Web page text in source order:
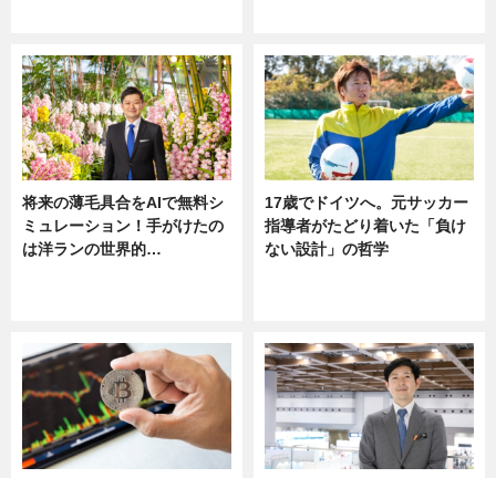
将来の薄毛具合をAIで無料シ
ミュレーション！手がけたの
は洋ランの世界的…
17歳でドイツへ。元サッカー
指導者がたどり着いた「負け
ない設計」の哲学